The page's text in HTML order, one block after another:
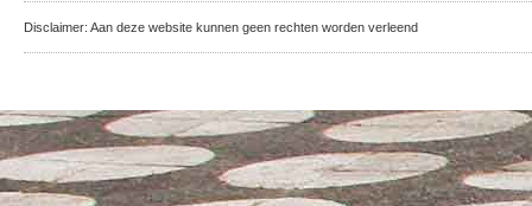
Disclaimer: Aan deze website kunnen geen rechten worden verleend